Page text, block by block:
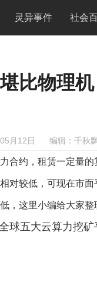
灵异事件 社会
比物理
月12日 编辑：千秋
合约，租赁一定量
对较低，可现在市
，这里小编给大家